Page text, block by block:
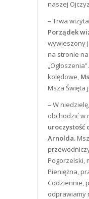
naszej
– Trwa
Porządek
wywieszony
na stronie
kolędowe,
Msza Święta
– W
obchodzić w
uroczystość
Arnolda.
Pogorzelski,
Pieniężna,
Codziennie,
odprawiamy